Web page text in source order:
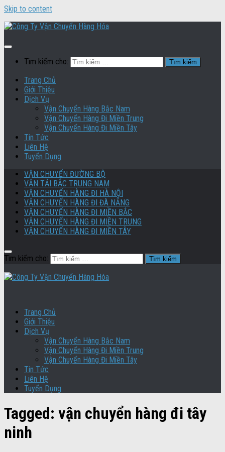
Skip to content
Tìm kiếm cho:
Trang Chủ
Giới Thiệu
Dịch Vụ
Vận Chuyển Hàng Bắc Nam
Vận Chuyển Hàng Đi Miền Trung
Vận Chuyển Hàng Đi Miền Tây
Tin Tức
Liên Hệ
Tuyển Dụng
VẬN CHUYỂN ĐƯỜNG BỘ
VẬN TẢI BẮC TRUNG NAM
VẬN CHUYỂN HÀNG ĐI HÀ NỘI
VẬN CHUYỂN HÀNG ĐI ĐÀ NẴNG
VẬN CHUYỂN HÀNG ĐI MIỀN BẮC
VẬN CHUYỂN HÀNG ĐI MIỀN TRUNG
VẬN CHUYỂN HÀNG ĐI MIỀN TÂY
Tìm kiếm cho:
Trang Chủ
Giới Thiệu
Dịch Vụ
Vận Chuyển Hàng Bắc Nam
Vận Chuyển Hàng Đi Miền Trung
Vận Chuyển Hàng Đi Miền Tây
Tin Tức
Liên Hệ
Tuyển Dụng
Tagged: vận chuyển hàng đi tây
ninh